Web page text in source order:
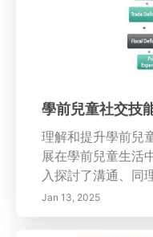
先於動態而有回報
天的可持續職業道
學前兒童社交技
理解和提升學前兒
展在學前兒童生活
入探討了溝通、同
重要性。 發現透過
溝通技能的有效策
Jan 13, 2025